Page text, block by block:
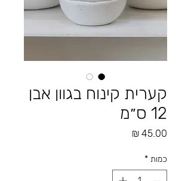
קערית קינוח בגוון אבן
12 ס״מ
כמות *